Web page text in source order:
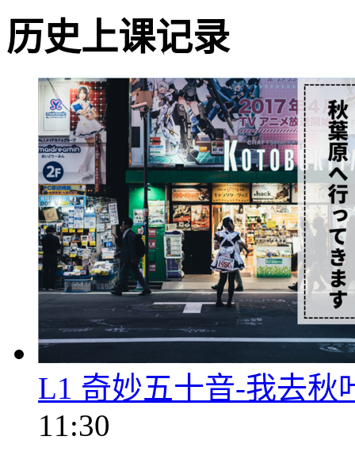
历史上课记录
L1 奇妙五十音-我去秋
11:30